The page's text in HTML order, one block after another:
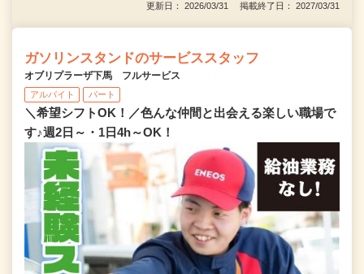
更新日： 2026/03/31 掲載終了日： 2027/03/31
ガソリンスタンドのサービススタッフ
オブリプラーザ下馬 フルサービス
アルバイト パート
＼希望シフトOK！／色んな仲間と出会える楽しい職場で
す♪週2日～・1日4h～OK！